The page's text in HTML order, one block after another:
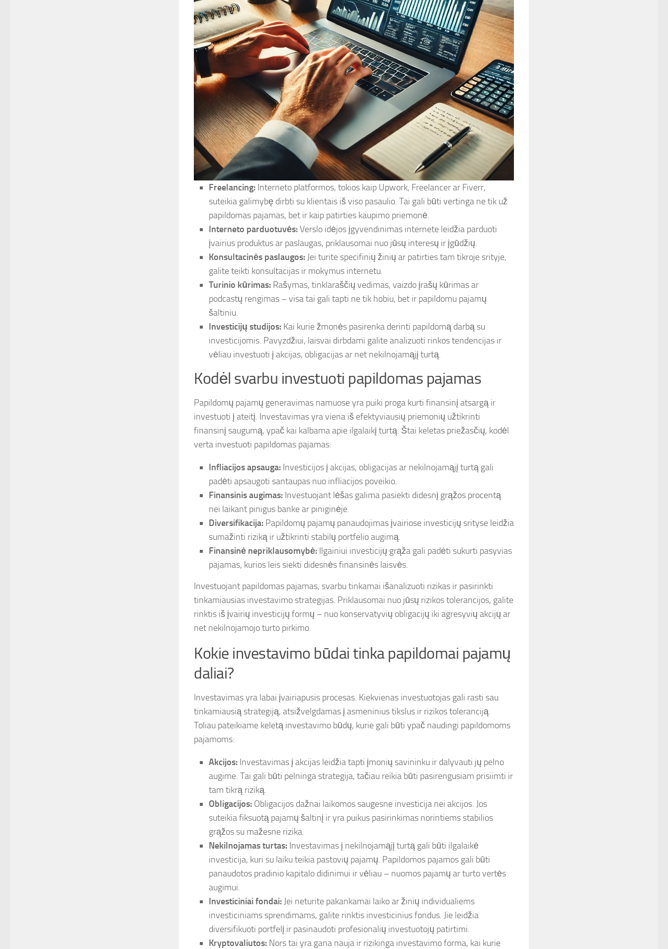
Freelancing: Interneto platformos, tokios kaip Upwork, Freelancer ar Fiverr,
suteikia galimybę dirbti su klientais iš viso pasaulio. Tai gali būti vertinga ne tik už
papildomas pajamas, bet ir kaip patirties kaupimo priemonė.
Interneto parduotuvės:Verslo idėjos įgyvendinimas internete leidžia parduoti
įvairius produktus ar paslaugas, priklausomai nuo jūsų interesų ir įgūdžių.
Konsultacinės paslaugos: Jei turite specifinių žinių ar patirties tam tikroje srityje,
galite teikti konsultacijas ir mokymus internetu.
Turinio kūrimas: Rašymas, tinklaraščių vedimas, vaizdo įrašų kūrimas ar
podcastų rengimas – visa tai gali tapti ne tik hobiu, bet ir papildomu pajamų
šaltiniu.
Investicijų studijos: Kai kurie žmonės pasirenka derinti papildomą darbą su
investicijomis. Pavyzdžiui, laisvai dirbdami galite analizuoti rinkos tendencijas ir
vėliau investuoti į akcijas, obligacijas ar net nekilnojamąjį turtą.
Kodėl svarbu investuoti papildomas pajamas
Papildomų pajamų generavimas namuose yra puiki proga kurti finansinį atsargą ir
investuoti į ateitį. Investavimas yra viena iš efektyviausių priemonių užtikrinti
finansinį saugumą, ypač kai kalbama apie ilgalaikį turtą. Štai keletas priežasčių, kodėl
verta investuoti papildomas pajamas:
Infliacijos apsauga: Investicijos į akcijas, obligacijas ar nekilnojamąjį turtą gali
padėti apsaugoti santaupas nuo infliacijos poveikio.
Finansinis augimas: Investuojant lėšas galima pasiekti didesnį grąžos procentą
nei laikant pinigus banke ar piniginėje.
Diversifikacija: Papildomų pajamų panaudojimas įvairiose investicijų srityse leidžia
sumažinti riziką ir užtikrinti stabilų portfelio augimą.
Finansinė nepriklausomybė: Ilgainiui investicijų grąža gali padėti sukurti pasyvias
pajamas, kurios leis siekti didesnės finansinės laisvės.
Investuojant papildomas pajamas, svarbu tinkamai išanalizuoti rizikas ir pasirinkti
tinkamiausias investavimo strategijas. Priklausomai nuo jūsų rizikos tolerancijos, galite
rinktis iš įvairių investicijų formų – nuo konservatyvių obligacijų iki agresyvių akcijų ar
net nekilnojamojo turto pirkimo.
Kokie investavimo būdai tinka papildomai pajamų
daliai?
Investavimas yra labai įvairiapusis procesas. Kiekvienas investuotojas gali rasti sau
tinkamiausią strategiją, atsižvelgdamas į asmeninius tikslus ir rizikos toleranciją.
Toliau pateikiame keletą investavimo būdų, kurie gali būti ypač naudingi papildomoms
pajamoms:
Akcijos: Investavimas į akcijas leidžia tapti įmonių savininku ir dalyvauti jų pelno
augime. Tai gali būti pelninga strategija, tačiau reikia būti pasirengusiam prisiimti ir
tam tikrą riziką.
Obligacijos: Obligacijos dažnai laikomos saugesne investicija nei akcijos. Jos
suteikia fiksuotą pajamų šaltinį ir yra puikus pasirinkimas norintiems stabilios
grąžos su mažesne rizika.
Nekilnojamas turtas: Investavimas į nekilnojamąjį turtą gali būti ilgalaikė
investicija, kuri su laiku teikia pastovių pajamų. Papildomos pajamos gali būti
panaudotos pradinio kapitalo didinimui ir vėliau – nuomos pajamų ar turto vertės
augimui.
Investiciniai fondai: Jei neturite pakankamai laiko ar žinių individualiems
investiciniams sprendimams, galite rinktis investicinius fondus. Jie leidžia
diversifikuoti portfelį ir pasinaudoti profesionalių investuotojų patirtimi.
Kryptovaliutos: Nors tai yra gana nauja ir rizikinga investavimo forma, kai kurie